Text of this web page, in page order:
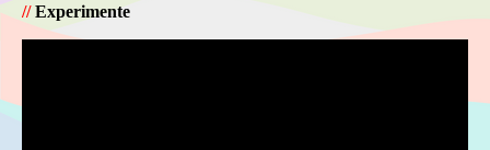
//Experimente